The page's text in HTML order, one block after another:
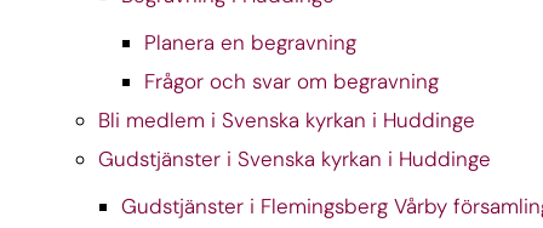
Planera en begravning
Frågor och svar om begravning
Bli medlem i Svenska kyrkan i Huddinge
Gudstjänster i Svenska kyrkan i Huddinge
Gudstjänster i Flemingsberg Vårby